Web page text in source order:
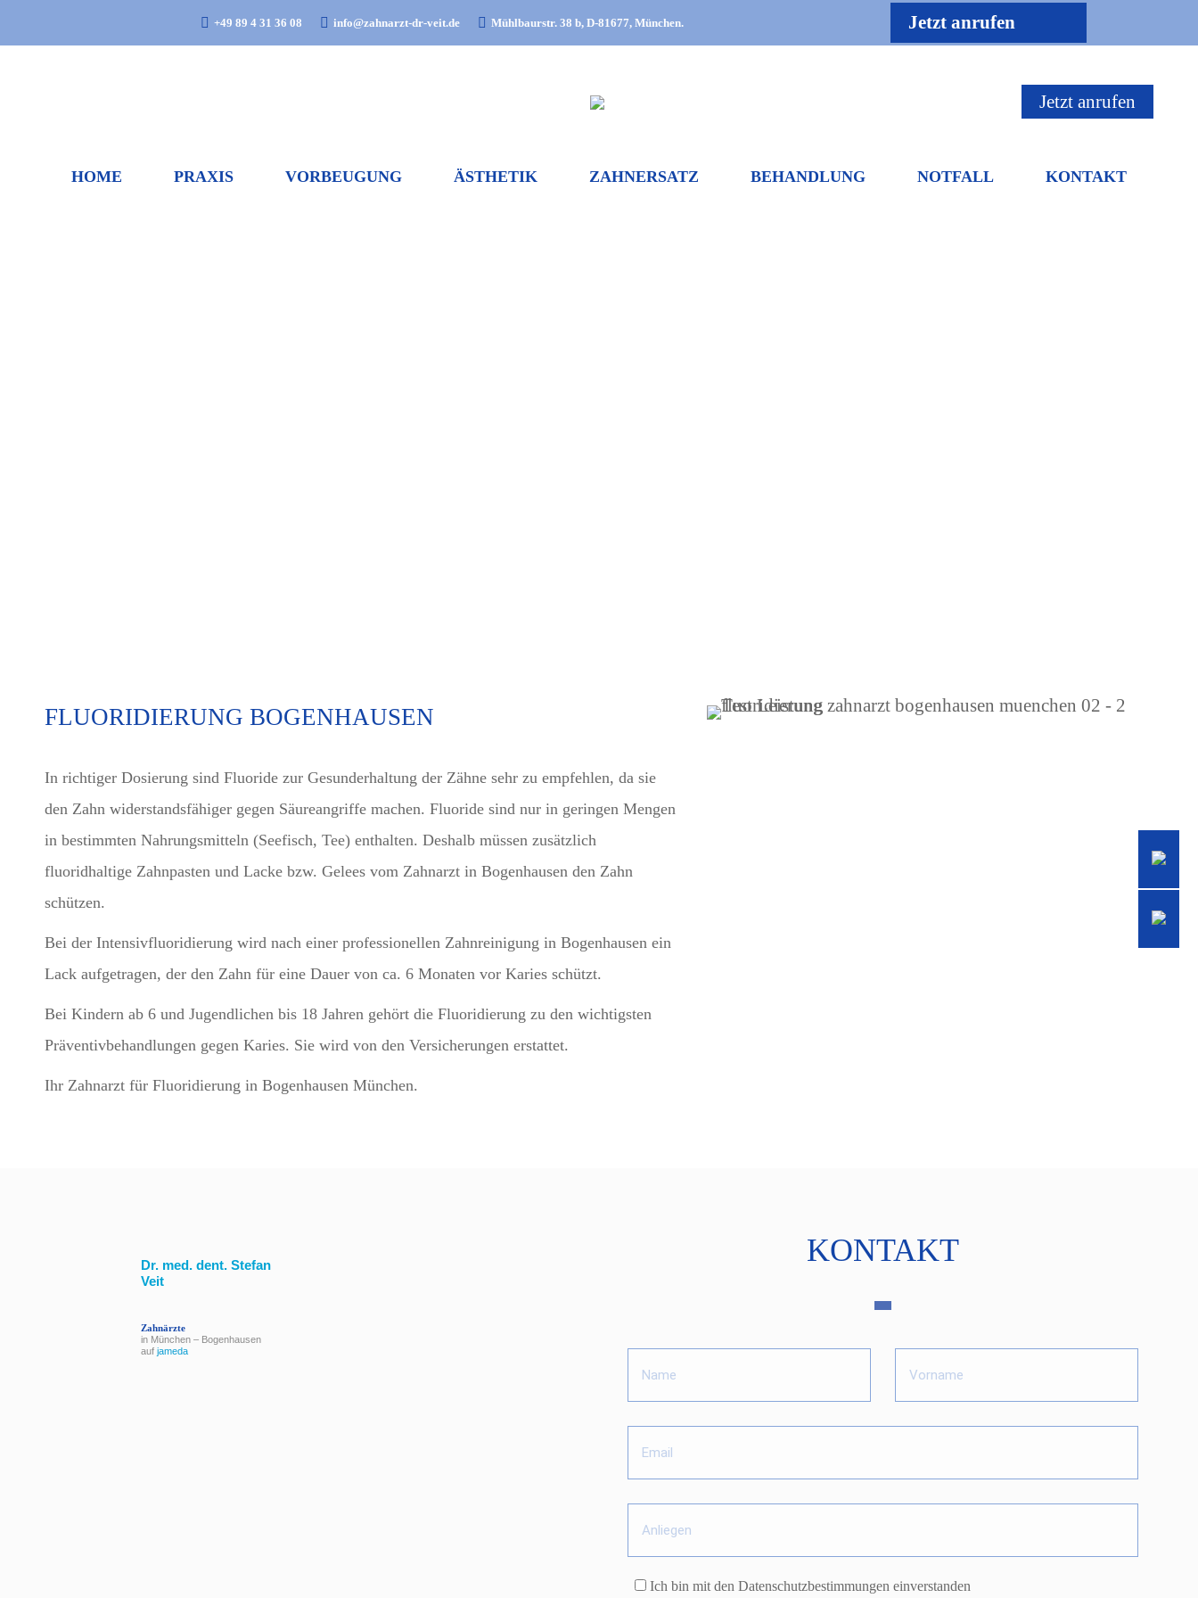
+49 89 4 31 36 08 info@zahnarzt-dr-veit.de Mühlbaurstr. 38 b, D-81677, München. Jetzt anrufen
Jetzt anrufen
HOME PRAXIS VORBEUGUNG ÄSTHETIK ZAHNERSATZ BEHANDLUNG NOTFALL KONTAKT
FLUORIDIERUNG BOGENHAUSEN
In richtiger Dosierung sind Fluoride zur Gesunderhaltung der Zähne sehr zu empfehlen, da sie
den Zahn widerstandsfähiger gegen Säureangriffe machen. Fluoride sind nur in geringen Mengen
in bestimmten Nahrungsmitteln (Seefisch, Tee) enthalten. Deshalb müssen zusätzlich
fluoridhaltige Zahnpasten und Lacke bzw. Gelees vom Zahnarzt in Bogenhausen den Zahn
schützen.
Bei der Intensivfluoridierung wird nach einer professionellen Zahnreinigung in Bogenhausen ein
Lack aufgetragen, der den Zahn für eine Dauer von ca. 6 Monaten vor Karies schützt.
Bei Kindern ab 6 und Jugendlichen bis 18 Jahren gehört die Fluoridierung zu den wichtigsten
Präventivbehandlungen gegen Karies. Sie wird von den Versicherungen erstattet.
Ihr Zahnarzt für Fluoridierung in Bogenhausen München.
Dr. med. dent. Stefan
Veit
Zahnärzte
in München – Bogenhausen
auf jameda
KONTAKT
Ich bin mit den Datenschutzbestimmungen einverstanden